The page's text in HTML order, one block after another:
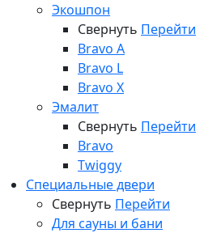
Экошпон
Свернуть Перейти
Bravo A
Bravo L
Bravo X
Эмалит
Свернуть Перейти
Bravo
Twiggy
Специальные двери
Свернуть Перейти
Для сауны и бани